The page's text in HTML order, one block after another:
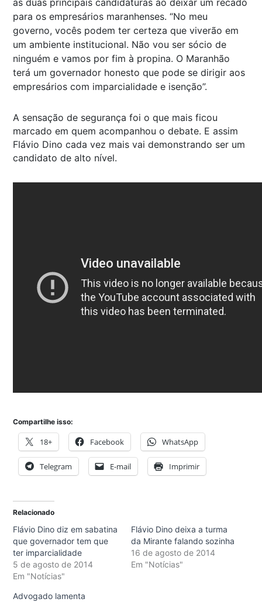
as duas principais candidaturas ao deixar um recado
para os empresários maranhenses. “No meu
governo, vocês podem ter certeza que viverão em
um ambiente institucional. Não vou ser sócio de
ninguém e vamos por fim à propina. O Maranhão
terá um governador honesto que pode se dirigir aos
empresários com imparcialidade e isenção”.
A sensação de segurança foi o que mais ficou
marcado em quem acompanhou o debate. E assim
Flávio Dino cada vez mais vai demonstrando ser um
candidato de alto nível.
Compartilhe isso:
18+ Facebook WhatsApp
Telegram E-mail Imprimir
Relacionado
Flávio Dino diz em sabatina
que governador tem que
ter imparcialidade
5 de agosto de 2014
Em "Notícias"
Flávio Dino deixa a turma
da Mirante falando sozinha
16 de agosto de 2014
Em "Notícias"
Advogado lamenta